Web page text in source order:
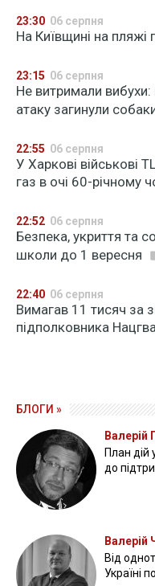
23:30 06 серпня
На Київщині на пляжі
23:15 06 серпня
Не витримали вибухи:
атаку загинули
22:55 06 серпня
У Харкові військові
газ в очі 60-річному
22:52 06 серпня
Безпека, укриття та
школи до 1 вересня
22:40 06 серпня
Вимагав 11 тисяч за
підполковника
БЛОГИ »
Валерій
План дій
до
Валерій
Від
Україні